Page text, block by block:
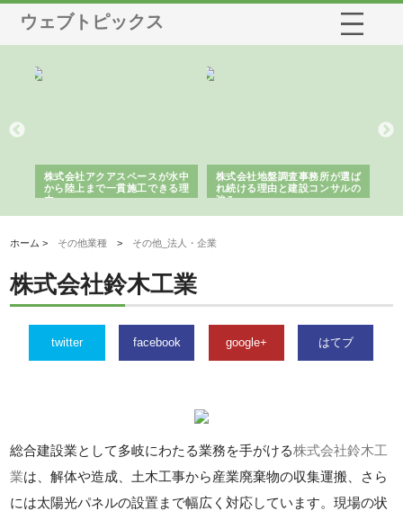
ウェブトピックス
株式会社アクアスペースが水中
から陸上まで一貫施工できる理
由
株式会社地盤調査事務所が選ば
れ続ける理由と建設コンサルの
強み
ホーム > その他業種 > その他_法人・企業
株式会社鈴木工業
twitter facebook google+ はてブ
総合建設業として多岐にわたる業務を手がける株式会社鈴木工
業は、解体や造成、土木工事から産業廃棄物の収集運搬、さら
には太陽光パネルの設置まで幅広く対応しています。現場の状